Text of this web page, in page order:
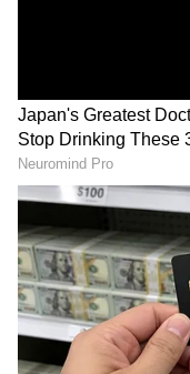
5
Image Credit :X
ರೈಲಿನಲ್ಲಿ
(Heavy Fine &